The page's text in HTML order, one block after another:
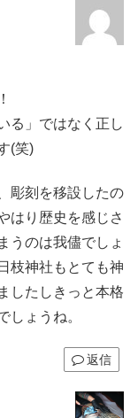
る」ではなく正し
(笑)
彫刻を移設したの
はり歴史を感じさ
うのは我儘でしょ
枝神社もとても神
したしきっと本格
しょうね。
返信